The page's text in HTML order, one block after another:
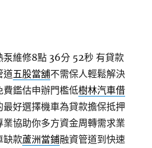
泵維修8點 36分 52秒 有貸款
道五股當舖不需保人輕鬆解決
費鑑估申辦門檻低樹林汽車借
好選擇機車為貸款擔保抵押
業協助你多方資金周轉需求業
缺款蘆洲當鋪融資管道到快速